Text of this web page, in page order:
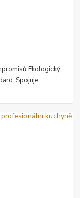
Ekologický
Spojuje